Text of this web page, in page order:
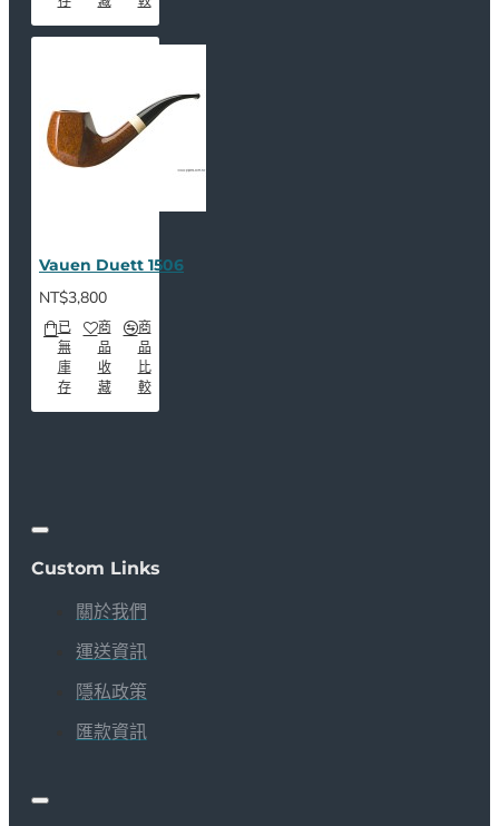
Vauen Duett 1506
NT$3,800
已
無
庫
存
商
品
收
藏
商
品
比
較
Custom Links
關於我們
運送資訊
隱私政策
匯款資訊